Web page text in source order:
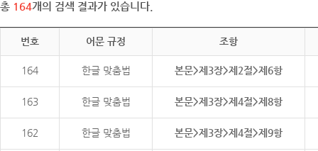
총 164개의 검색 결과가 있습니다.
번호 어문 규정 조항
164 한글 맞춤법 본문>제3장>제2절>제6항
163 한글 맞춤법 본문>제3장>제4절>제8항
162 한글 맞춤법 본문>제3장>제4절>제9항